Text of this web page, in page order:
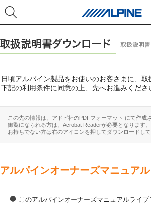
日頃アルパイン製品をお使いのお客さまに、
下記の利用条件に同意の上、先へお進みくださ
この先の情報は、アドビ社のPDFフォーマット にて作成
御覧になられる方は、Acrobat Readerが必要となります。
お持ちでない方は右のアイコンを押してダウンロードして
アルパインオーナーズマニュア
このアルパインオーナーズマニュアルライ